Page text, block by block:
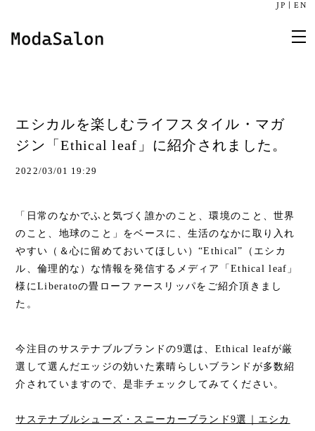
JP EN
エシカルを楽しむライフスタイル・マガ
ジン「Ethical leaf」に紹介されました。
2022/03/01 19:29
「日常のなかでふと気づく誰かのこと、環境のこと、世界
のこと、地球のこと」をベースに、生活のなかに取り入れ
やすい（＆心に留めておいてほしい）“Ethical”（エシカ
ル、倫理的な）な情報を発信するメディア「Ethical leaf」
様にLiberatoの畳ローファースリッパをご紹介頂きまし
た。
今注目のサステナブルブランドの9選は、Ethical leafが厳
選して選んだエッジの効いた素晴らしいブランドが多数紹
介されていますので、是非チェックしてみてください。
サステナブルシューズ・スニーカーブランド9選｜エシカ